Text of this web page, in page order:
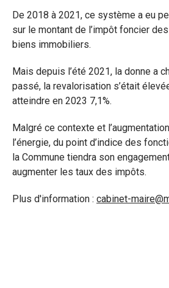
De 2018 à 2021, ce système a eu
sur le montant de l’impôt foncier
biens immobiliers.
Mais depuis l’été 2021, la donne a
passé, la revalorisation s’était
atteindre en 2023 7,1%.
Malgré ce contexte et
l’énergie, du point d’indice des
la Commune tiendra son
augmenter les taux des impôts.
Plus d'information : cabinet-